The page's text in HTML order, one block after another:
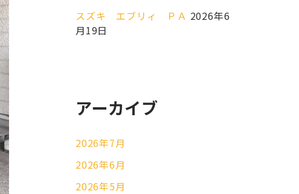
スズキ エブリィ ＰＡ 2026年6
月19日
アーカイブ
2026年7月
2026年6月
2026年5月